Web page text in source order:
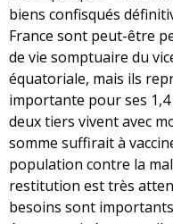
biens confisqués
France sont peut-être
de vie somptuaire du
équatoriale, mais ils
importante pour ses
deux tiers vivent avec
somme suffirait à
population contre la
restitution est très
besoins sont